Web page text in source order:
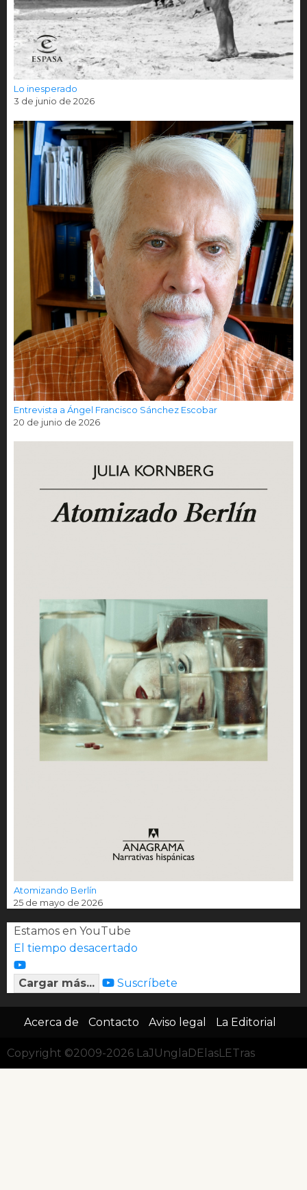
Lo inesperado
3 de junio de 2026
Entrevista a Ángel Francisco Sánchez Escobar
20 de junio de 2026
Atomizando Berlín
25 de mayo de 2026
Estamos en YouTube
El tiempo desacertado
Cargar más... Suscríbete
Acerca de Contacto Aviso legal La Editorial
Copyright ©2009-2026 LaJUnglaDElasLETras